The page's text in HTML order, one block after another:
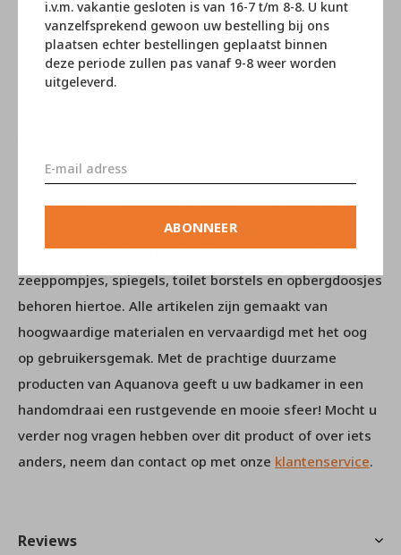
i.v.m. vakantie gesloten is van 16-7 t/m 8-8. U kunt
vanzelfsprekend gewoon uw bestelling bij ons
plaatsen echter bestellingen geplaatst binnen
deze periode zullen pas vanaf 9-8 weer worden
uitgeleverd.
ABONNEER
van het Egyptische katoen heb je het idee dat je met je
voeten op een kussen stapt als je het bad of de douche
verlaat. De London badmatten zijn afgewerkt met een
anti-slip laag aan de onderkant.
Het Belgische merk Aquanova heeft een grote collectie
producten die geschikt zijn voor in de badkamer. Het
grote assortiment omslaat onder andere prachtige
handdoeken, badmatten, badjassen, wasmanden,
zeeppompjes, spiegels, toilet borstels en opbergdoosjes
behoren hiertoe. Alle artikelen zijn gemaakt van
hoogwaardige materialen en vervaardigd met het oog
op gebruikersgemak. Met de prachtige duurzame
producten van Aquanova geeft u uw badkamer in een
handomdraai een rustgevende en mooie sfeer! Mocht u
verder nog vragen hebben over dit product of over iets
anders, neem dan contact op met onze klantenservice.
Reviews